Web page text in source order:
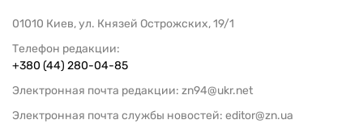
01010 Киев, ул. Князей Острожских, 19/1
Телефон редакции:
+380 (44) 280-04-85
Электронная почта редакции: zn94@ukr.net
Электронная почта службы новостей: editor@zn.ua